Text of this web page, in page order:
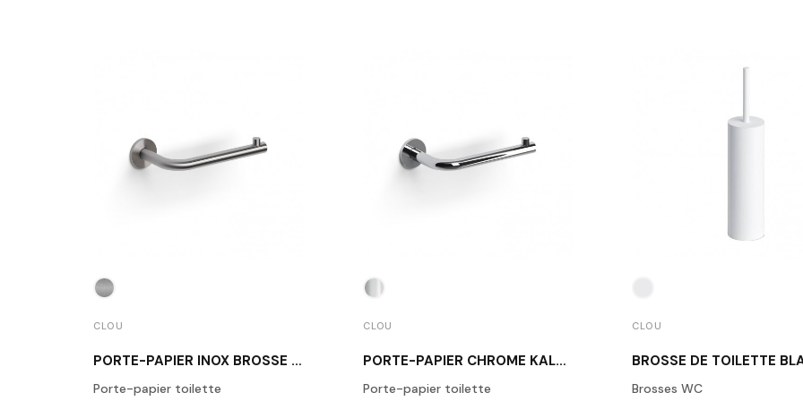
CLOU
PORTE-PAPIER INOX BROSSÉ KALDUR
Porte-papier toilette
CLOU
PORTE-PAPIER CHROME KALDUR
Porte-papier toilette
CLOU
Brosses WC